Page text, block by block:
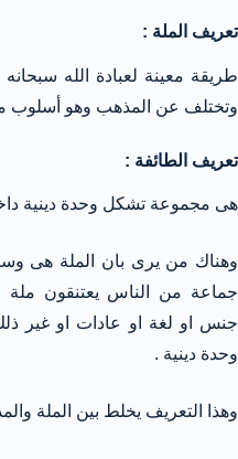
تعريف الملة :
طريقة معينة لعبادة الله
وتختلف عن المذهب وهو أسلوب
تعريف الطائفة :
هى مجموعة تشكل وحدة دينية
وهناك من يرى بان الملة هى
جماعة من الناس يعتنقون
جنس او لغة او عادات او غير
وحدة دينية .
وهذا التعريف يخلط بين الملة